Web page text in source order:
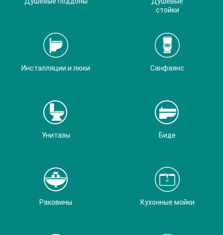
стойки
Инсталляции и люки Санфаянс
Унитазы Биде
Раковины Кухонные мойки